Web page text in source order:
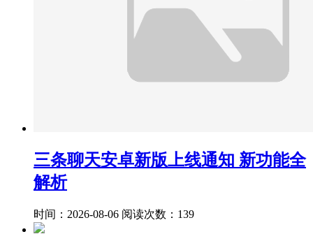
三条聊天安卓新版上线通知 新功能全
解析
时间：2026-08-06 阅读次数：139